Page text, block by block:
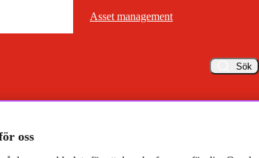
Asset management
Sök
Asset management
oss